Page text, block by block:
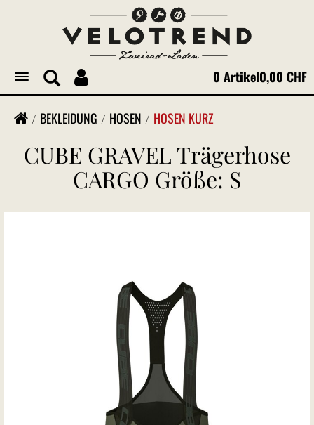
Toggle
navigation
0 Artikel0,00 CHF
BEKLEIDUNG HOSEN HOSEN KURZ
CUBE GRAVEL Trägerhose
CARGO Größe: S